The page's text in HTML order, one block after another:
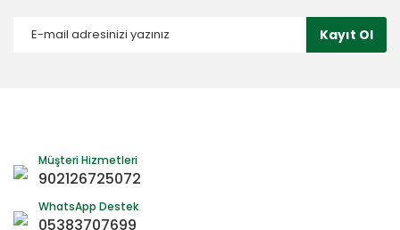
Kayıt Ol
Müşteri Hizmetleri
902126725072
WhatsApp Destek
05383707699